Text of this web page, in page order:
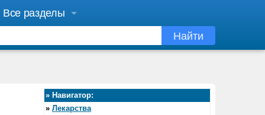
Все разделы
Найти
» Навигатор:
» Лекарства